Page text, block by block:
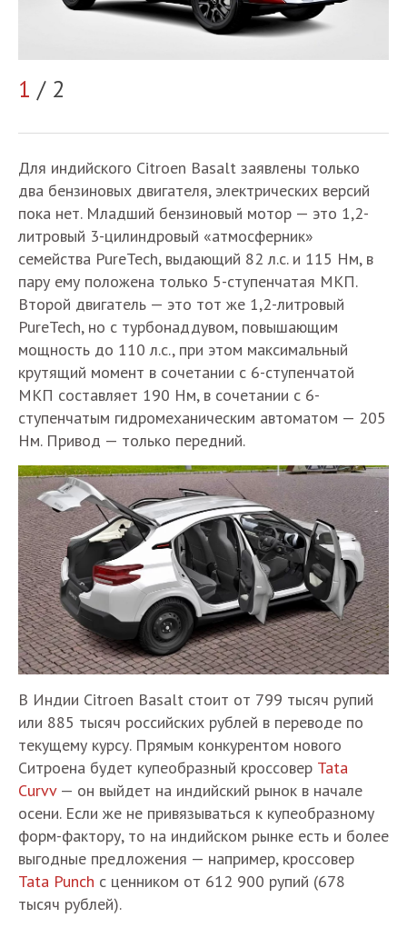
1 / 2
Для индийского Citroen Basalt заявлены только
два бензиновых двигателя, электрических версий
пока нет. Младший бензиновый мотор — это 1,2-
литровый 3-цилиндровый «атмосферник»
семейства PureTech, выдающий 82 л.с. и 115 Нм, в
пару ему положена только 5-ступенчатая МКП.
Второй двигатель — это тот же 1,2-литровый
PureTech, но с турбонаддувом, повышающим
мощность до 110 л.с., при этом максимальный
крутящий момент в сочетании с 6-ступенчатой
МКП составляет 190 Нм, в сочетании с 6-
ступенчатым гидромеханическим автоматом — 205
Нм. Привод — только передний.
В Индии Citroen Basalt стоит от 799 тысяч рупий
или 885 тысяч российских рублей в переводе по
текущему курсу. Прямым конкурентом нового
Ситроена будет купеобразный кроссовер Tata
Curvv— он выйдет на индийский рынок в начале
осени. Если же не привязываться к купеобразному
форм-фактору, то на индийском рынке есть и более
выгодные предложения — например, кроссовер
Tata Punch с ценником от 612 900 рупий (678
тысяч рублей).